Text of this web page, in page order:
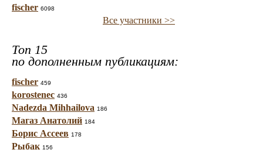
fischer 6098
Все участники >>
Топ 15
по дополненным публикациям:
fischer 459
korostenec 436
Nadezda Mihhailova 186
Магаз Анатолий 184
Борис Ассеев 178
Рыбак 156